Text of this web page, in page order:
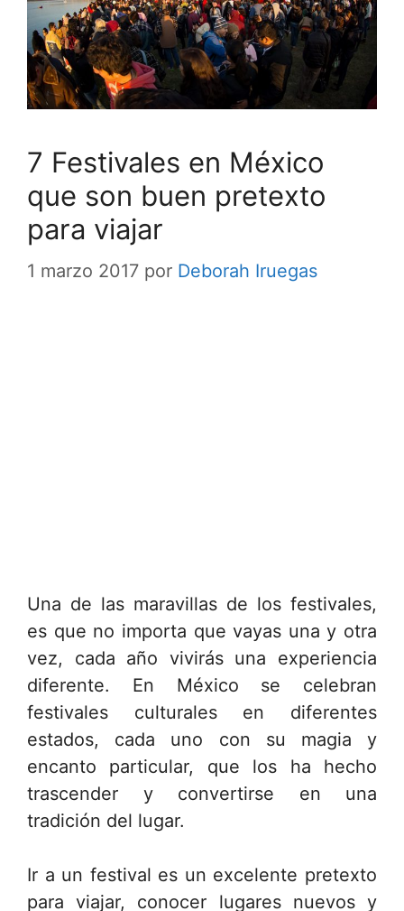
7 Festivales en México
que son buen pretexto
para viajar
1 marzo 2017 por Deborah Iruegas
Una de las maravillas de los festivales,
es que no importa que vayas una y otra
vez, cada año vivirás una experiencia
diferente. En México se celebran
festivales culturales en diferentes
estados, cada uno con su magia y
encanto particular, que los ha hecho
trascender y convertirse en una
tradición del lugar.
Ir a un festival es un excelente pretexto
para viajar, conocer lugares nuevos y